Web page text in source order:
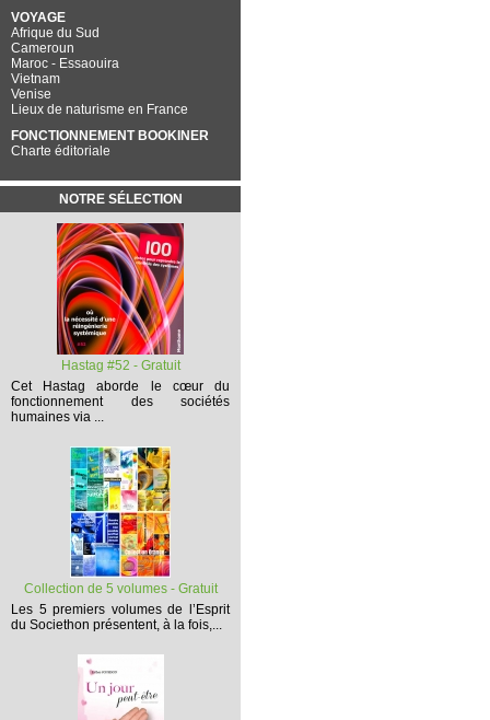
VOYAGE
Afrique du Sud
Cameroun
Maroc - Essaouira
Vietnam
Venise
Lieux de naturisme en France
FONCTIONNEMENT BOOKINER
Charte éditoriale
NOTRE SÉLECTION
Hastag #52 - Gratuit
Cet
Hastag aborde le cœur du
fonctionnement des sociétés
humaines via ...
Collection de 5 volumes - Gratuit
Les 5 premiers volumesde l’Esprit
du Societhon présentent, à la fois,...